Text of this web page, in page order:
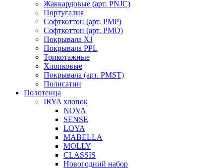
Жаккардовые (арт. PNJC)
Португалия
Софткоттон (арт. PMP)
Софткоттон (арт. PMO)
Покрывала XJ
Покрывала PPL
Трикотажные
Хлопковые
Покрывала (арт. PMST)
Полисатин
Полотенца
IRYA хлопок
NOVA
SENSE
LOYA
MABELLA
MOLLY
CLASSIS
Новогодний набор